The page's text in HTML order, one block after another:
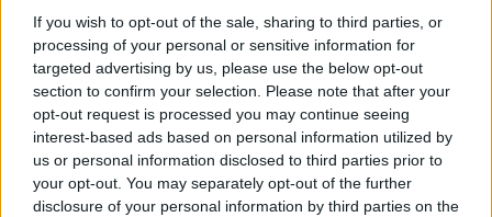
If you wish to opt-out of the sale, sharing to third parties, or
processing of your personal or sensitive information for
targeted advertising by us, please use the below opt-out
section to confirm your selection. Please note that after your
opt-out request is processed you may continue seeing
interest-based ads based on personal information utilized by
us or personal information disclosed to third parties prior to
your opt-out. You may separately opt-out of the further
disclosure of your personal information by third parties on the
παρεχόμενου συνδέσμου παραπομπής προς το άρθρο
της Δημοκρατικής.
o καιρός τώρα:
27°